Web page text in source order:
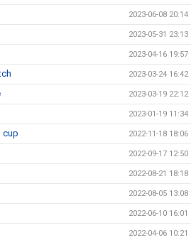
2023-06-08 20:14
2023-05-31 23:13
2023-04-16 19:57
2023-03-24 16:42
2023-03-19 22:12
2023-01-19 11:34
cup 2022-11-18 18:06
2022-09-17 12:50
2022-08-21 18:18
2022-08-05 13:08
2022-06-10 16:01
2022-04-06 10:21